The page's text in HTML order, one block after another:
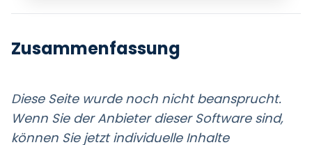
Zusammenfassung
Diese Seite wurde noch nicht beansprucht.
Wenn Sie der Anbieter dieser Software sind,
können Sie jetzt individuelle Inhalte